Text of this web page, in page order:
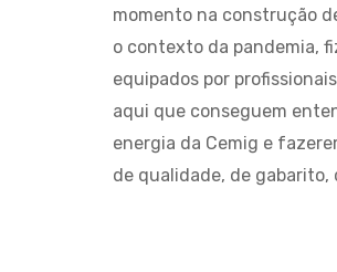
momento na construção
o contexto da pandemia,
equipados por
aqui que conseguem
energia da Cemig e
de qualidade, de